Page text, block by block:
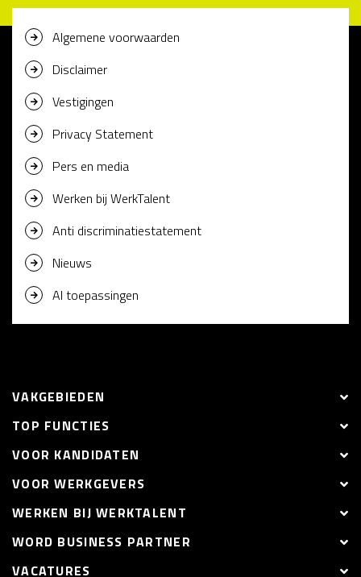
Algemene voorwaarden
Disclaimer
Vestigingen
Privacy Statement
Pers en media
Werken bij WerkTalent
Anti discriminatiestatement
Nieuws
AI toepassingen
VAKGEBIEDEN
TOP FUNCTIES
VOOR KANDIDATEN
VOOR WERKGEVERS
WERKEN BIJ WERKTALENT
WORD BUSINESS PARTNER
VACATURES